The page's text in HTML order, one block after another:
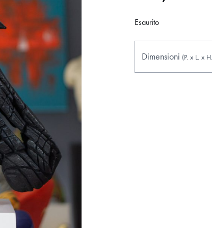
Esaurito
Dimensioni (P. x L. x H.